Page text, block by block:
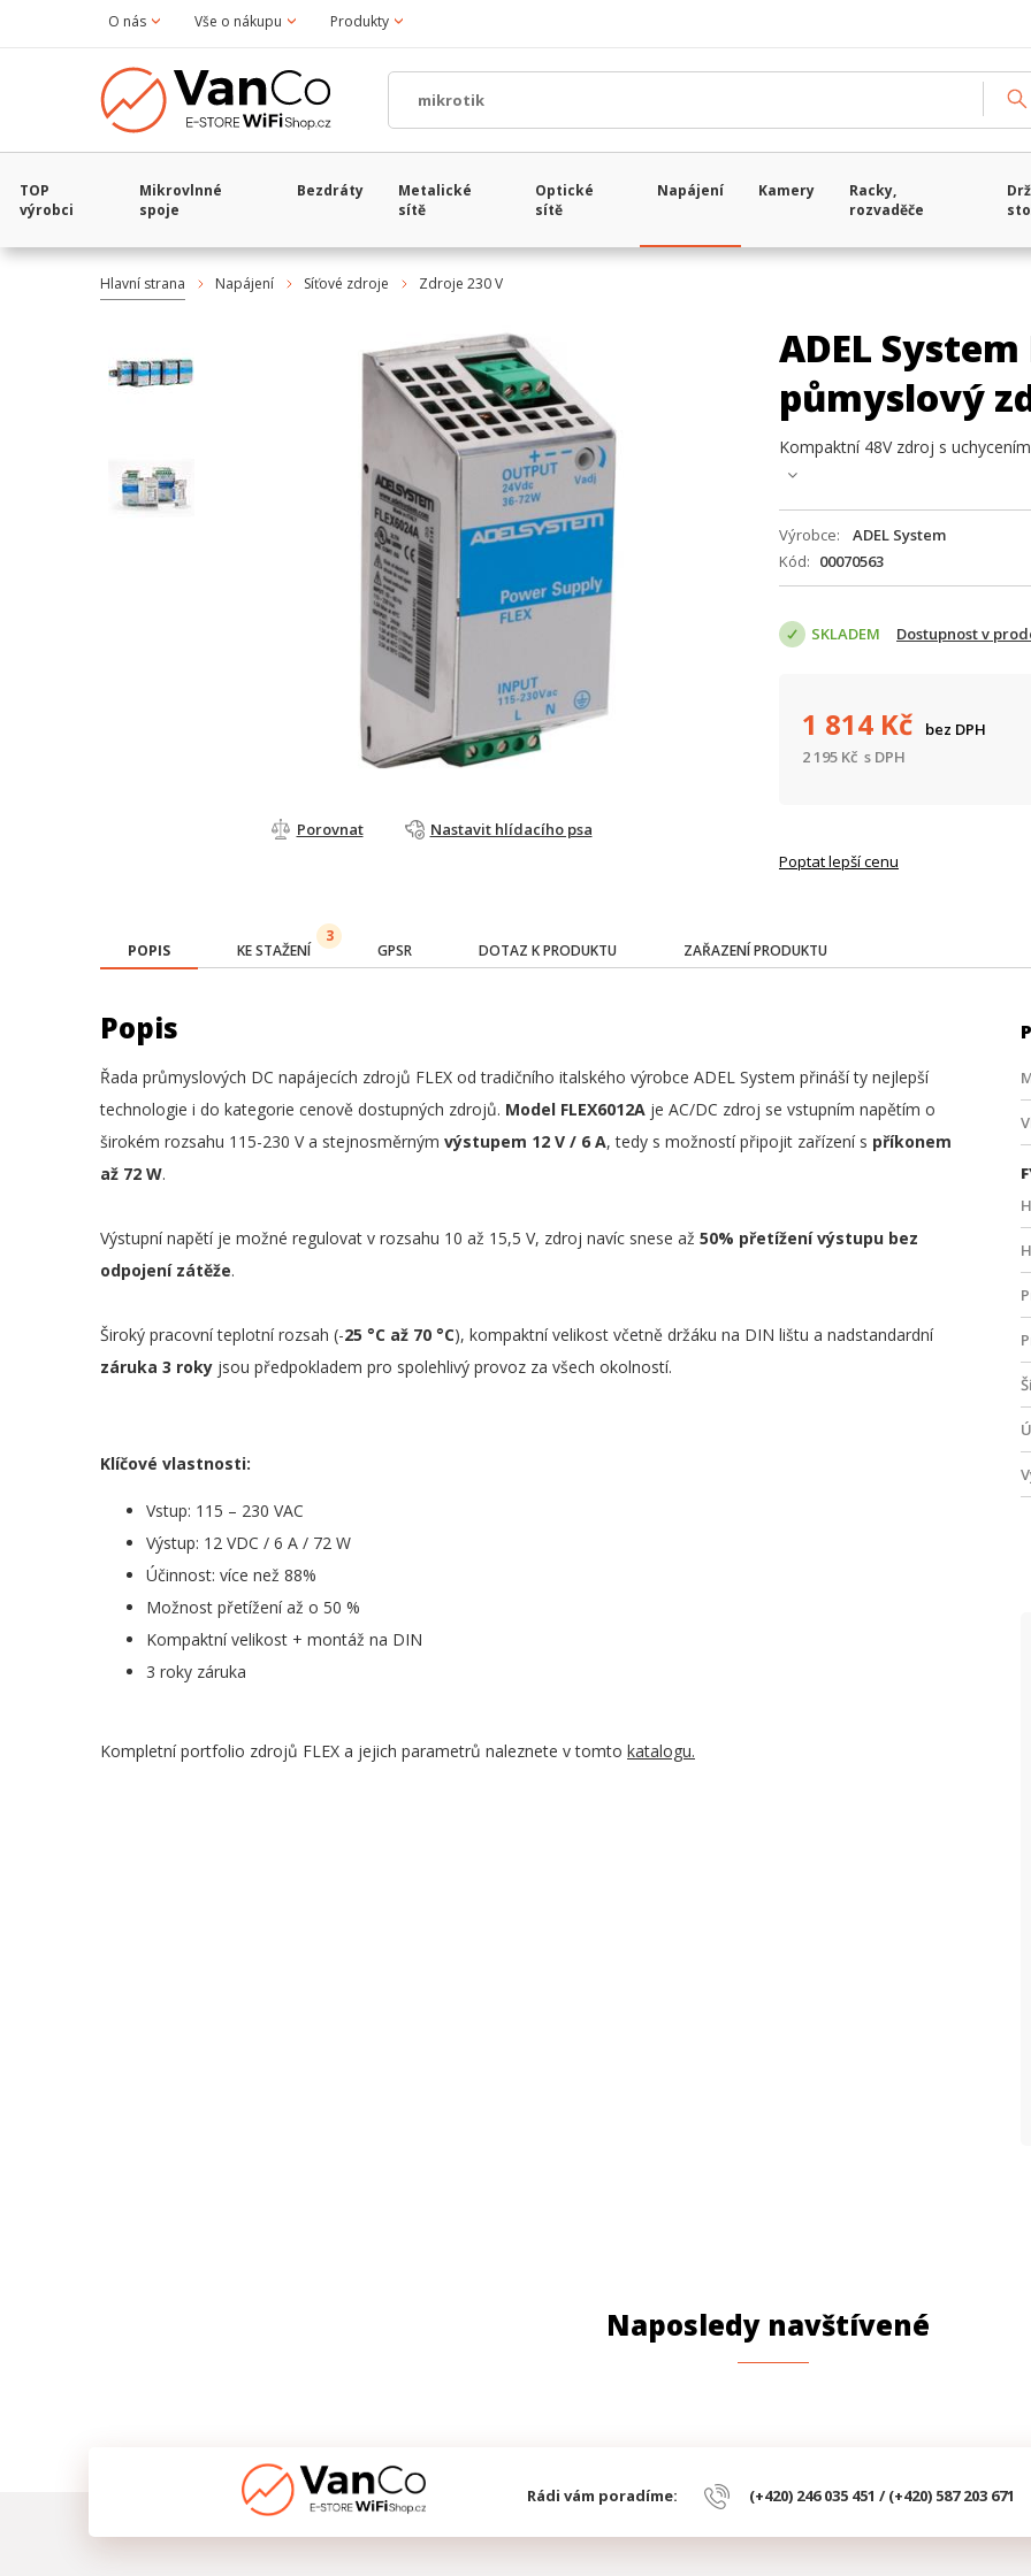
O nás Vše o nákupu Produkty
TOP
výrobci
Mikrovlnné
spoje
Bezdráty
Metalické
sítě
Optické
sítě
Napájení Kamery
Racky,
rozvaděče
Hlavní strana Napájení Síťové zdroje Zdroje 230 V
Porovnat Nastavit hlídacího psa
ADEL System
půmyslový
Kompaktní 48V zdroj s
Výrobce ADEL System
Kód
00070563
SKLADEM Dostupnost v
1 814 Kč
bez DPH
2 195 Kč s DPH
Poptat lepší cenu
POPIS KE STAŽENÍ
3
GPSR DOTAZ K PRODUKTU ZAŘAZENÍ PRODUKTU
Popis
Řada průmyslových DC napájecích zdrojů FLEX od tradičního italského výrobce ADEL System přináší ty nejlepší
technologie i do kategorie cenově dostupných zdrojů. Model FLEX6012A je AC/DC zdroj se vstupním napětím o
širokém rozsahu 115-230 V a stejnosměrným výstupem 12 V / 6 A, tedy s možností připojit zařízení s příkonem
až 72 W.
Výstupní napětí je možné regulovat v rozsahu 10 až 15,5 V, zdroj navíc snese až 50% přetížení výstupu bez
odpojení zátěže.
Široký pracovní teplotní rozsah (-25 °C až 70 °C), kompaktní velikost včetně držáku na DIN lištu a nadstandardní
záruka 3 roky jsou předpokladem pro spolehlivý provoz za všech okolností.
Klíčové vlastnosti:
Vstup: 115 – 230 VAC
Výstup: 12 VDC / 6 A / 72 W
Účinnost: více než 88%
Možnost přetížení až o 50 %
Kompaktní velikost + montáž na DIN
3 roky záruka
Kompletní portfolio zdrojů FLEX a jejich parametrů naleznete v tomto katalogu.
Naposledy navštívené
Rádi vám poradíme: (+420) 246 035 451 / (+420) 587 203 671